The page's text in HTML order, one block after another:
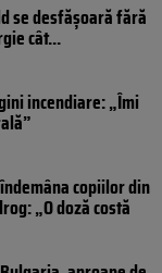
se desfășoară fără
cât...
incendiare: „Îmi
copiilor din
„O doză costă